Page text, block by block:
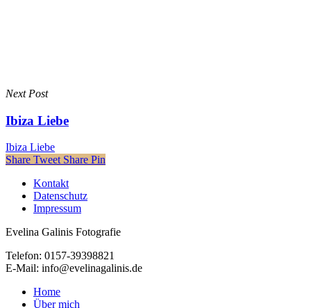
Next Post
Ibiza Liebe
Ibiza Liebe
Share Tweet Share Pin
Kontakt
Datenschutz
Impressum
Evelina Galinis Fotografie
Telefon: 0157-39398821
E-Mail: info@evelinagalinis.de
Close
Menu
Home
Über mich